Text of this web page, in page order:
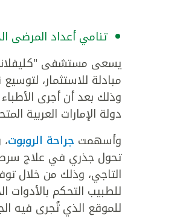
تنامي أعداد المرضى
يسعى مستشفى "كليفلاند
مبادلة للاستثمار،
وذلك بعد أن أجرى
دولة الإمارات العربية
وأسهمت جراحة الروبوت
تحول جذري في علاج
التاجي، وذلك من خلال
للطبيب التحكم بالأدوات
للموقع الذي تُجرى فيه